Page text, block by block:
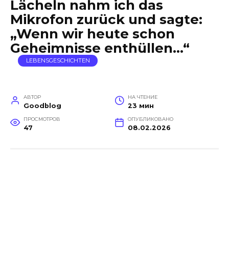
Lächeln nahm ich das
Mikrofon zurück und sagte:
„Wenn wir heute schon
Geheimnisse enthüllen…“
LEBENSGESCHICHTEN
АВТОР
Goodblog
НА ЧТЕНИЕ
23 мин
ПРОСМОТРОВ
47
ОПУБЛИКОВАНО
08.02.2026